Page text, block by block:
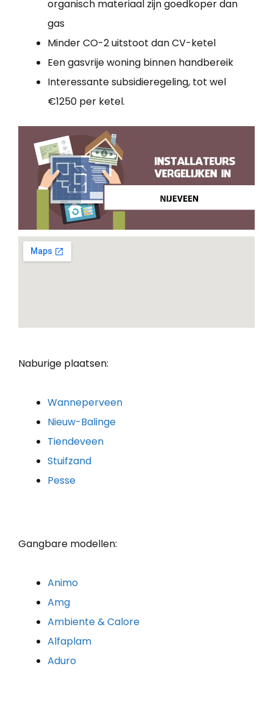
organisch materiaal zijn goedkoper dan
gas
Minder CO-2 uitstoot dan CV-ketel
Een gasvrije woning binnen handbereik
Interessante subsidieregeling, tot wel
€1250 per ketel.
Naburige plaatsen:
Wanneperveen
Nieuw-Balinge
Tiendeveen
Stuifzand
Pesse
Gangbare modellen:
Animo
Amg
Ambiente & Calore
Alfaplam
Aduro